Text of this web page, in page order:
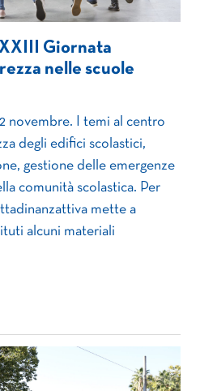
Giornata
nelle scuole
novembre. I temi al centro
degli edifici scolastici,
gestione delle emergenze
comunità scolastica. Per
mette a
alcuni materiali